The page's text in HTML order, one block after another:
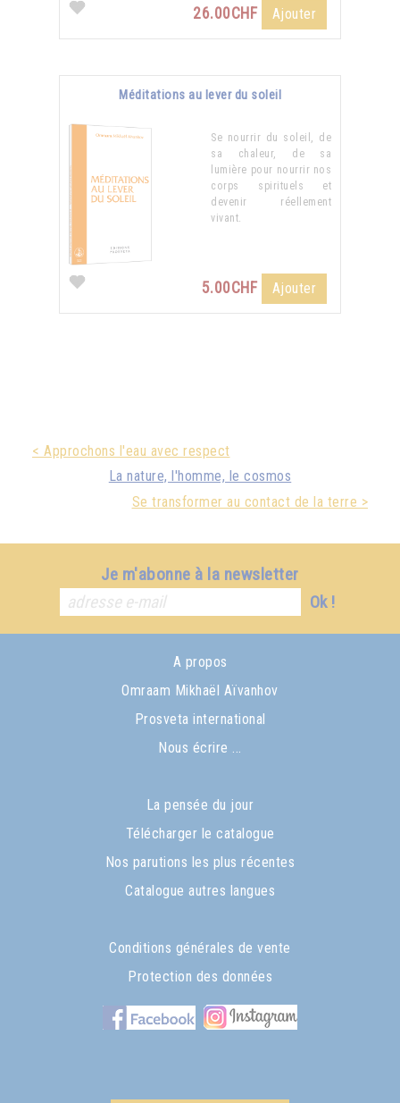
26.00CHF Ajouter
Méditations au lever du soleil
Se nourrir du soleil, de
sa chaleur, de sa
lumière pour nourrir nos
corps spirituels et
devenir réellement
vivant.
5.00CHF Ajouter
< Approchons l'eau avec respect
La nature, l'homme, le cosmos
Se transformer au contact de la terre >
Je m'abonne à la newsletter
Ok !
A propos
Omraam Mikhaël Aïvanhov
Prosveta international
Nous écrire ...
La pensée du jour
Télécharger le catalogue
Nos parutions les plus récentes
Catalogue autres langues
Conditions générales de vente
Protection des données